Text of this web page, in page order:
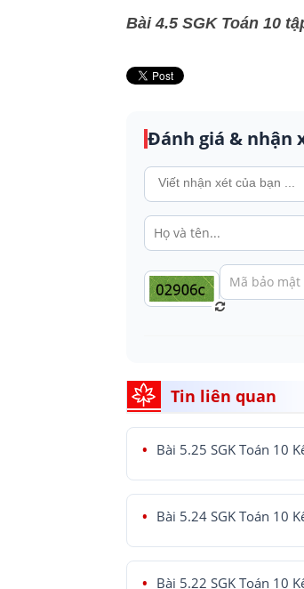
Bài 4.5 SGK Toán 10
Đánh giá & nhận
Tin liên quan
Bài 5.25 SGK Toán 10
Bài 5.24 SGK Toán 10
Bài 5.22 SGK Toán 10